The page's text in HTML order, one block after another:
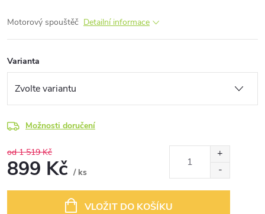
Motorový spouštěč Detailní informace
Varianta
Možnosti doručení
od 1 519 Kč
899 Kč / ks
VLOŽIT DO KOŠÍKU